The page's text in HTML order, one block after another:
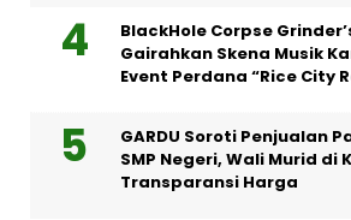
BlackHole Corpse
Gairahkan Skena Musik
Event Perdana “Rice City
GARDU Soroti Penjualan
SMP Negeri, Wali Murid di
Transparansi Harga